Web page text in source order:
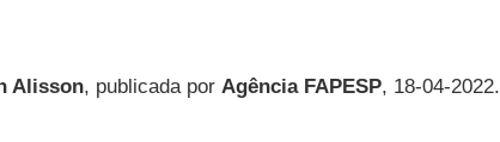
Alisson, publicada por Agência FAPESP, 18-04-2022.